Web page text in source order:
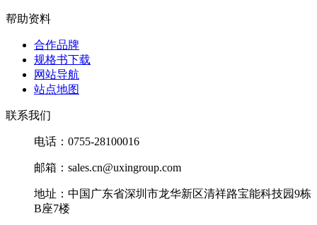
帮助资料
合作品牌
规格书下载
网站导航
站点地图
联系我们
电话：0755-28100016
邮箱：sales.cn@uxingroup.com
地址：中国广东省深圳市龙华新区清祥路宝能科技园9栋
B座7楼